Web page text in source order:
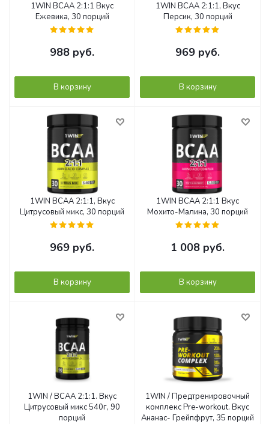
1WIN ВСАА 2:1:1 Вкус
Ежевика, 30 порций
988 руб.
В корзину
1WIN ВСАА 2:1:1, Вкус
Персик, 30 порций
969 руб.
В корзину
1WIN ВСАА 2:1:1, Вкус
Цитрусовый микс, 30 порций
969 руб.
В корзину
1WIN ВСАА 2:1:1 Вкус
Мохито-Малина, 30 порций
1 008 руб.
В корзину
1WIN / BCAA 2:1:1. Вкус
Цитрусовый микс 540г, 90
порций
1WIN / Предтренировочный
комплекс Pre-workout. Вкус
Ананас- Грейпфрут, 35 порций